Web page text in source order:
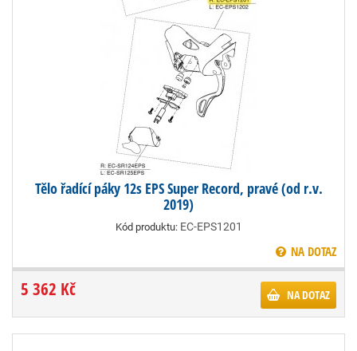
Tělo řadící páky 12s EPS Super Record, pravé (od r.v.
2019)
Kód produktu: EC-EPS1201
NA DOTAZ
5 362 Kč NA DOTAZ